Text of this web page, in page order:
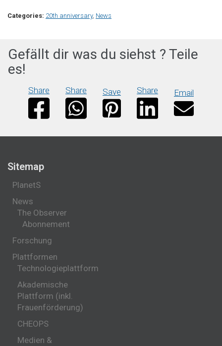
Categories: 20th anniversary, News
Gefällt dir was du siehst ? Teile
es!
Share Share Save Share Email
Sitemap
PlanetS
News
The Observer
Abonnement
Forschung
Plattformen
Technologieplattform
Akademische
Plattform (inkl.
Frauenförderung)
CHEOPS
Medien &